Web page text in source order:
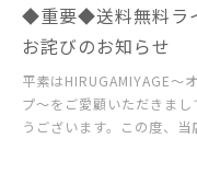
◆重要◆送料無料ラ
お詫びのお知らせ
平素はHIRUGAMIYAGE〜
プ〜をご愛顧いただきまし
うございます。この度、当